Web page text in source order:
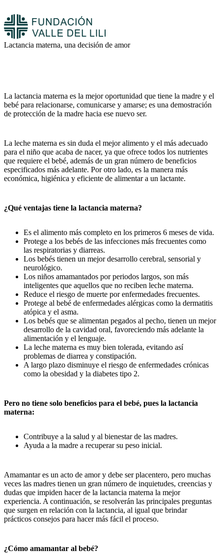
Lactancia materna, una decisión de amor
La lactancia materna es la mejor oportunidad que tiene la madre y el
bebé para relacionarse, comunicarse y amarse; es una demostración
de protección de la madre hacia ese nuevo ser.
La leche materna es sin duda el mejor alimento y el más adecuado
para el niño que acaba de nacer, ya que ofrece todos los nutrientes
que requiere el bebé, además de un gran número de beneficios
especificados más adelante. Por otro lado, es la manera más
económica, higiénica y eficiente de alimentar a un lactante.
¿Qué ventajas tiene la lactancia materna?
Es el alimento más completo en los primeros 6 meses de vida.
Protege a los bebés de las infecciones más frecuentes como
las respiratorias y diarreas.
Los bebés tienen un mejor desarrollo cerebral, sensorial y
neurológico.
Los niños amamantados por periodos largos, son más
inteligentes que aquellos que no reciben leche materna.
Reduce el riesgo de muerte por enfermedades frecuentes.
Protege al bebé de enfermedades alérgicas como la dermatitis
atópica y el asma.
Los bebés que se alimentan pegados al pecho, tienen un mejor
desarrollo de la cavidad oral, favoreciendo más adelante la
alimentación y el lenguaje.
La leche materna es muy bien tolerada, evitando así
problemas de diarrea y constipación.
A largo plazo disminuye el riesgo de enfermedades crónicas
como la obesidad y la diabetes tipo 2.
Pero no tiene solo beneficios para el bebé, pues la lactancia
materna:
Contribuye a la salud y al bienestar de las madres.
Ayuda a la madre a recuperar su peso inicial.
Amamantar es un acto de amor y debe ser placentero, pero muchas
veces las madres tienen un gran número de inquietudes, creencias y
dudas que impiden hacer de la lactancia materna la mejor
experiencia. A continuación, se resolverán las principales preguntas
que surgen en relación con la lactancia, al igual que brindar
prácticos consejos para hacer más fácil el proceso.
¿Cómo amamantar al bebé?